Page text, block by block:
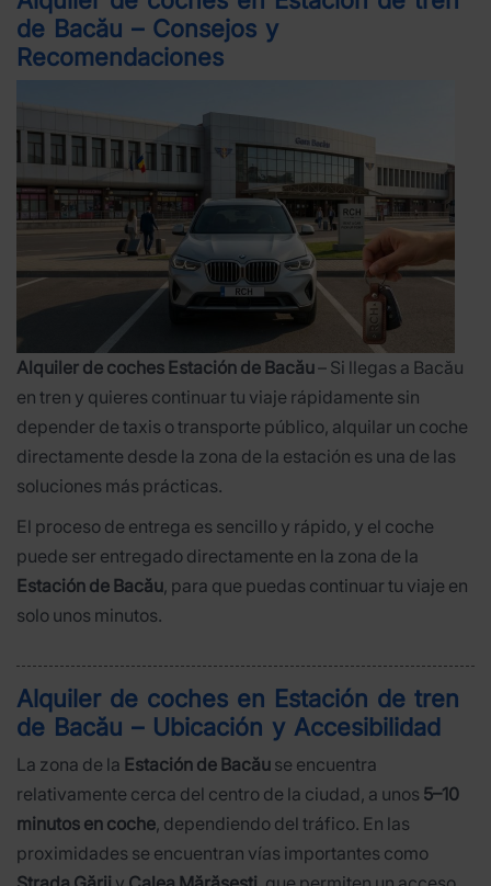
de Bacău – Consejos y
Recomendaciones
Alquiler de coches Estación de Bacău– Si llegas a Bacău
en tren y quieres continuar tu viaje rápidamente sin
depender de taxis o transporte público, alquilar un coche
directamente desde la zona de la estación es una de las
soluciones más prácticas.
El proceso de entrega es sencillo y rápido, y el coche
puede ser entregado directamente en la zona de la
Estación de Bacău, para que puedas continuar tu viaje en
solo unos minutos.
Alquiler de coches en Estación de tren
de Bacău – Ubicación y Accesibilidad
La zona de la Estación de Bacău se encuentra
relativamente cerca del centro de la ciudad, a unos 5–10
minutos en coche, dependiendo del tráfico. En las
proximidades se encuentran vías importantes como